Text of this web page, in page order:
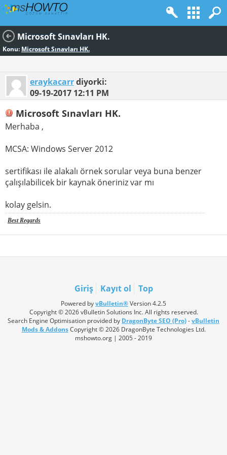
Microsoft Sınavları HK.
Konu: Microsoft Sınavları HK.
eraykacarrdiyorki:
09-19-2017 12:11 PM
Microsoft Sınavları HK.
Merhaba ,
MCSA: Windows Server 2012
sertifikası ile alakalı örnek sorular veya buna benzer
çalışılabilicek bir kaynak öneriniz var mı
kolay gelsin.
Best Regards
Giriş Kayıt ol Top
Powered byvBulletin®Version 4.2.5
Copyright © 2026 vBulletin Solutions Inc. All rights reserved.
Search Engine Optimisation provided by DragonByte SEO (Pro)-vBulletin
Mods & AddonsCopyright © 2026 DragonByte Technologies Ltd.
mshowto.org | 2005 - 2019